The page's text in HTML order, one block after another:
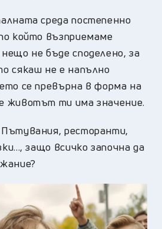
среда постепенно
който възприемаме
не бъде споделено, за
сякаш не е напълно
се превърна в форма на
животът ти има значение.
Пътувания, ресторанти,
защо всичко започна да